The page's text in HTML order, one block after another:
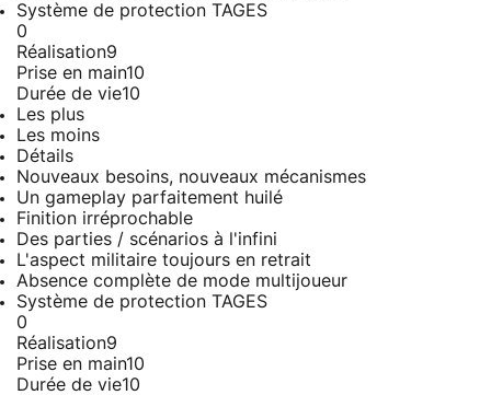
Système de protection TAGES
0
Réalisation9
Prise en main10
Durée de vie10
Les plus
Les moins
Détails
Nouveaux besoins, nouveaux mécanismes
Un gameplay parfaitement huilé
Finition irréprochable
Des parties / scénarios à l'infini
L'aspect militaire toujours en retrait
Absence complète de mode multijoueur
Système de protection TAGES
0
Réalisation9
Prise en main10
Durée de vie10